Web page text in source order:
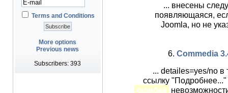
Terms and Conditions
More options
Previous news
Subscribers: 393
... внесены
появляющаяся,
Joomla, но не
6. Commedia
... detailes=yes/no в
ссылку
ошибка